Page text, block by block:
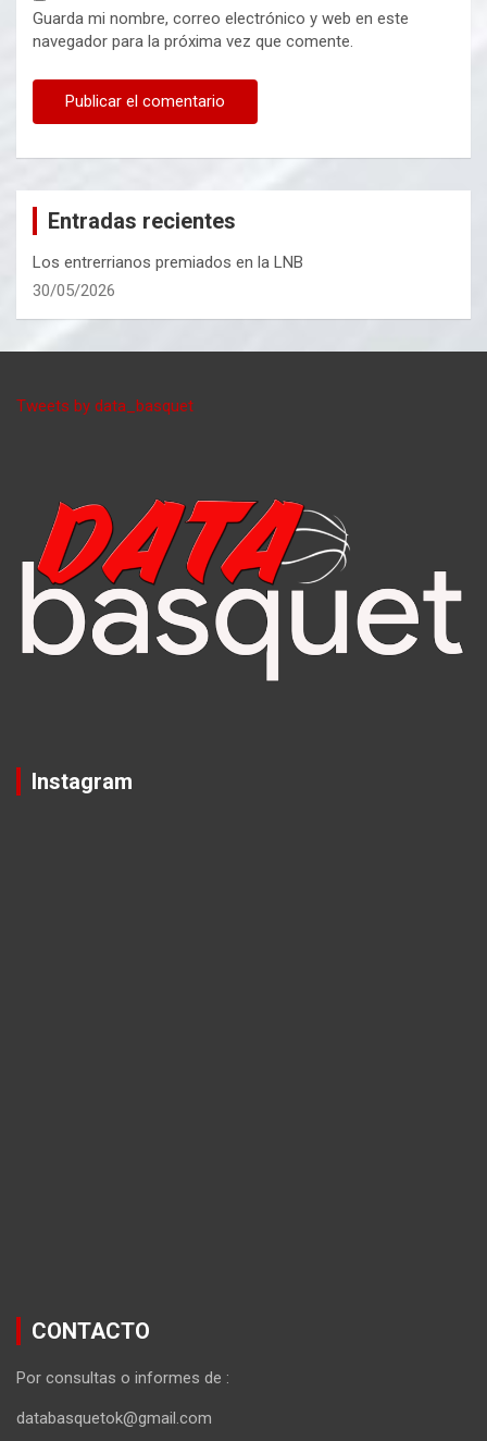
Guarda mi nombre, correo electrónico y web en este
navegador para la próxima vez que comente.
Entradas recientes
Los entrerrianos premiados en la LNB
30/05/2026
Tweets by data_basquet
Instagram
CONTACTO
Por consultas o informes de :
databasquetok@gmail.com